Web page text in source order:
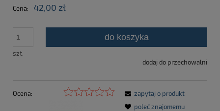
Cena: 42,00 zł
szt.
do koszyka
dodaj do przechowalni
Ocena:
zapytaj o produkt
poleć znajomemu